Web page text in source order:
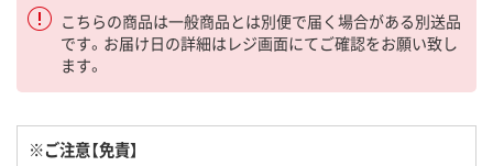
こちらの商品は一般商品とは別便で届く場合がある別送品
です。お届け日の詳細はレジ画面にてご確認をお願い致し
ます。
※ご注意【免責】